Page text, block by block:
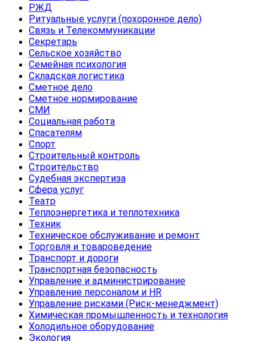
РЖД
Ритуальные услуги (похоронное дело)
Связь и Телекоммуникации
Секретарь
Сельское хозяйство
Семейная психология
Складская логистика
Сметное дело
Сметное нормирование
СМИ
Социальная работа
Спасателям
Спорт
Строительный контроль
Строительство
Судебная экспертиза
Сфера услуг
Театр
Теплоэнергетика и теплотехника
Техник
Техническое обслуживание и ремонт
Торговля и товароведение
Транспорт и дороги
Транспортная безопасность
Управление и администрирование
Управление персоналом и HR
Управление рисками (Риск-менеджмент)
Химическая промышленность и технология
Холодильное оборудование
Экология